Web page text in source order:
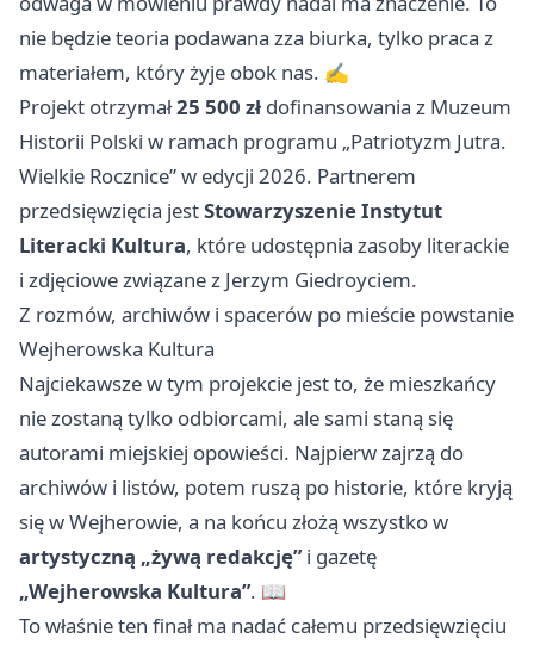
nie będzie teoria podawana zza biurka, tylko praca z
materiałem, który żyje obok nas. ✍️
Projekt otrzymał25 500 zł dofinansowania z Muzeum
Historii Polski w ramach programu „Patriotyzm Jutra.
Wielkie Rocznice” w edycji 2026. Partnerem
przedsięwzięcia jestStowarzyszenie Instytut
Literacki Kultura, które udostępnia zasoby literackie
i zdjęciowe związane z Jerzym Giedroyciem.
Z rozmów, archiwów i spacerów po mieście powstanie
Wejherowska Kultura
Najciekawsze w tym projekcie jest to, że mieszkańcy
nie zostaną tylko odbiorcami, ale sami staną się
autorami miejskiej opowieści. Najpierw zajrzą do
archiwów i listów, potem ruszą po historie, które kryją
się w Wejherowie, a na końcu złożą wszystko w
artystyczną „żywą redakcję”i gazetę
„Wejherowska Kultura”. 📖
To właśnie ten finał ma nadać całemu przedsięwzięciu